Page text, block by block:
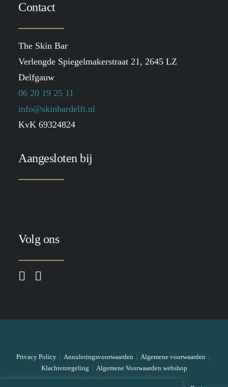
Contact
The Skin Bar
Verlengde Spiegelmakerstraat 21, 2645 LZ
Delfgauw
06 20 19 25 11
info@skinbardelft.nl
KvK 69324824
Aangesloten bij
Volg ons
Privacy Policy | Annuleringsvoorwaarden | Algemene voorwaarden |
Klachtenregeling | Algemene Voorwaarden webshop